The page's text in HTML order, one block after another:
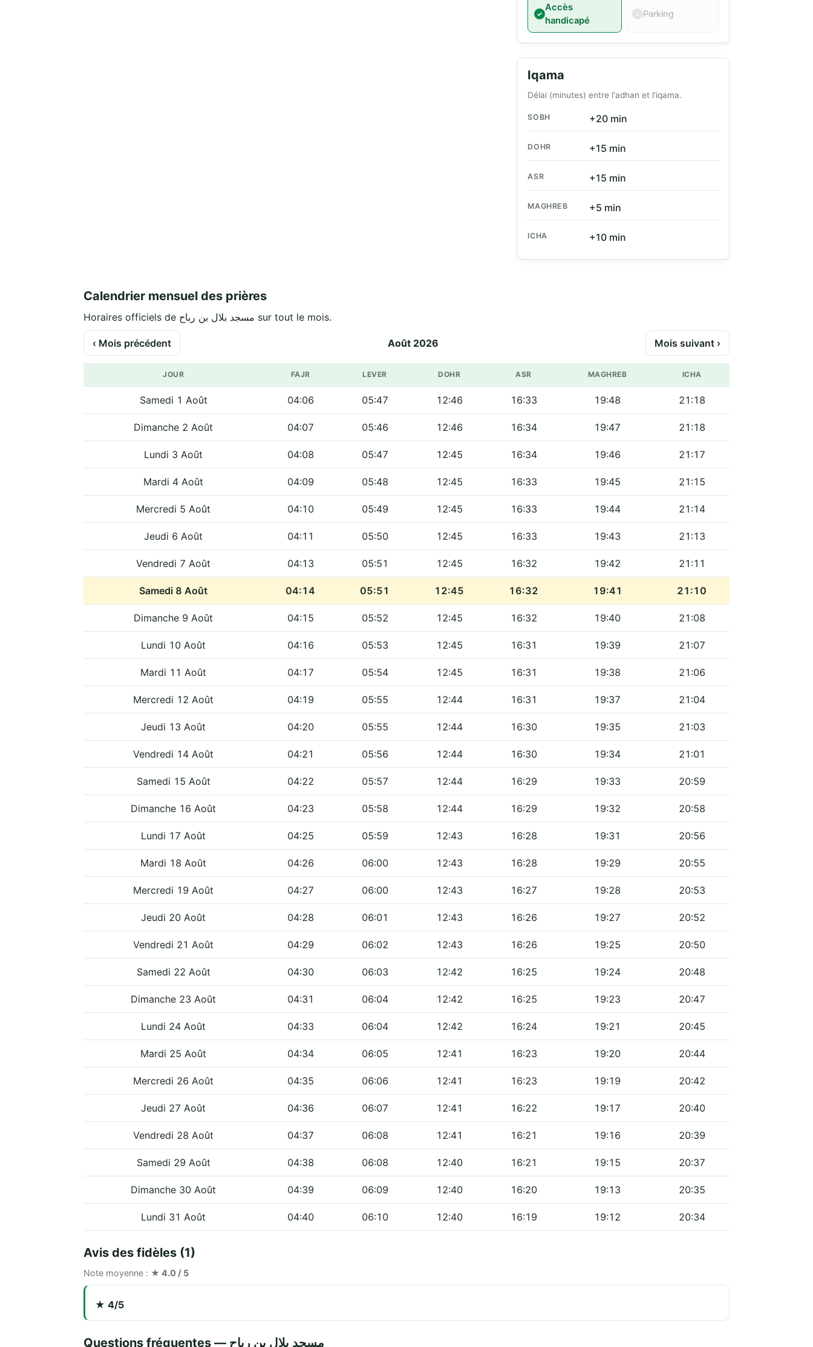
Accès
handicapé
Parking
Iqama
Délai (minutes) entre l'adhan et l'iqama.
SOBH +20 min
DOHR +15 min
ASR +15 min
MAGHREB +5 min
ICHA +10 min
Calendrier mensuel des prières
Horaires officiels de مسجد بلال بن رباح sur tout le mois.
‹ Mois précédent Août 2026 Mois suivant ›
JOUR FAJR LEVER DOHR ASR MAGHREB ICHA
Samedi 1 Août 04:06 05:47 12:46 16:33 19:48 21:18
Dimanche 2 Août 04:07 05:46 12:46 16:34 19:47 21:18
Lundi 3 Août 04:08 05:47 12:45 16:34 19:46 21:17
Mardi 4 Août 04:09 05:48 12:45 16:33 19:45 21:15
Mercredi 5 Août 04:10 05:49 12:45 16:33 19:44 21:14
Jeudi 6 Août 04:11 05:50 12:45 16:33 19:43 21:13
Vendredi 7 Août 04:13 05:51 12:45 16:32 19:42 21:11
Samedi 8 Août 04:14 05:51 12:45 16:32 19:41 21:10
Dimanche 9 Août 04:15 05:52 12:45 16:32 19:40 21:08
Lundi 10 Août 04:16 05:53 12:45 16:31 19:39 21:07
Mardi 11 Août 04:17 05:54 12:45 16:31 19:38 21:06
Mercredi 12 Août 04:19 05:55 12:44 16:31 19:37 21:04
Jeudi 13 Août 04:20 05:55 12:44 16:30 19:35 21:03
Vendredi 14 Août 04:21 05:56 12:44 16:30 19:34 21:01
Samedi 15 Août 04:22 05:57 12:44 16:29 19:33 20:59
Dimanche 16 Août 04:23 05:58 12:44 16:29 19:32 20:58
Lundi 17 Août 04:25 05:59 12:43 16:28 19:31 20:56
Mardi 18 Août 04:26 06:00 12:43 16:28 19:29 20:55
Mercredi 19 Août 04:27 06:00 12:43 16:27 19:28 20:53
Jeudi 20 Août 04:28 06:01 12:43 16:26 19:27 20:52
Vendredi 21 Août 04:29 06:02 12:43 16:26 19:25 20:50
Samedi 22 Août 04:30 06:03 12:42 16:25 19:24 20:48
Dimanche 23 Août 04:31 06:04 12:42 16:25 19:23 20:47
Lundi 24 Août 04:33 06:04 12:42 16:24 19:21 20:45
Mardi 25 Août 04:34 06:05 12:41 16:23 19:20 20:44
Mercredi 26 Août 04:35 06:06 12:41 16:23 19:19 20:42
Jeudi 27 Août 04:36 06:07 12:41 16:22 19:17 20:40
Vendredi 28 Août 04:37 06:08 12:41 16:21 19:16 20:39
Samedi 29 Août 04:38 06:08 12:40 16:21 19:15 20:37
Dimanche 30 Août 04:39 06:09 12:40 16:20 19:13 20:35
Lundi 31 Août 04:40 06:10 12:40 16:19 19:12 20:34
Avis des fidèles (1)
Note moyenne : ★ 4.0 / 5
★ 4/5
Questions fréquentes — مسجد بلال بن رباح